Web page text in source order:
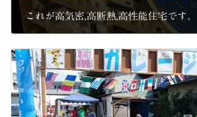
これが高気密,高断熱,高性能住宅です。